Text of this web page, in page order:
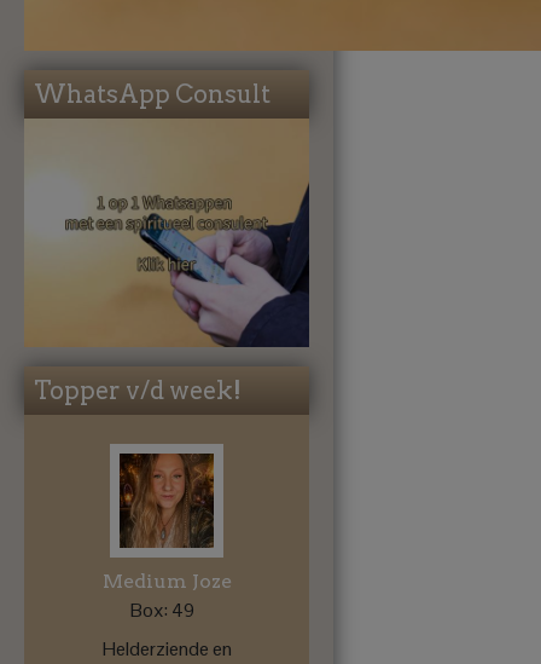
WhatsApp Consult
Topper v/d week!
Medium Joze
Box: 49
Helderziende en